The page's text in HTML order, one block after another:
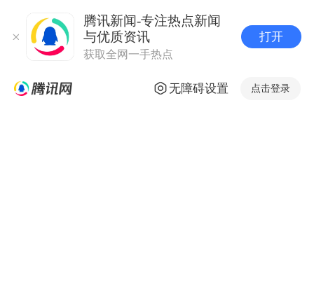
腾讯新闻-专注热点新闻
与优质资讯
获取全网一手热点
打开
无障碍设置 点击登录